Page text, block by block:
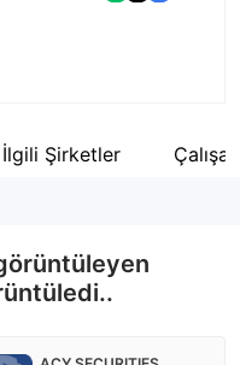
İlgili Şirketler